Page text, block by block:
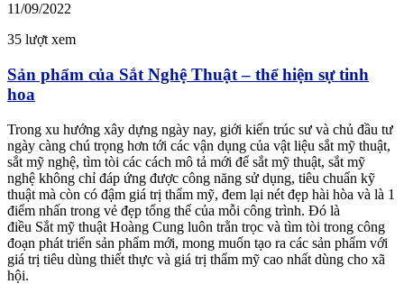
11/09/2022
35 lượt xem
Sản phẩm của Sắt Nghệ Thuật – thể hiện sự tinh
hoa
Trong xu hướng xây dựng ngày nay, giới kiến trúc sư và chủ đầu tư
ngày càng chú trọng hơn tới các vận dụng của vật liệu sắt mỹ thuật,
sắt mỹ nghệ, tìm tòi các cách mô tả mới để sắt mỹ thuật, sắt mỹ
nghệ không chỉ đáp ứng được công năng sử dụng, tiêu chuẩn kỹ
thuật mà còn có đậm giá trị thẩm mỹ, đem lại nét đẹp hài hòa và là 1
điểm nhấn trong vẻ đẹp tổng thể của mỗi công trình. Đó là
điều Sắt mỹ thuật Hoàng Cung luôn trằn trọc và tìm tòi trong công
đoạn phát triển sản phẩm mới, mong muốn tạo ra các sản phẩm với
giá trị tiêu dùng thiết thực và giá trị thẩm mỹ cao nhất dùng cho xã
hội.